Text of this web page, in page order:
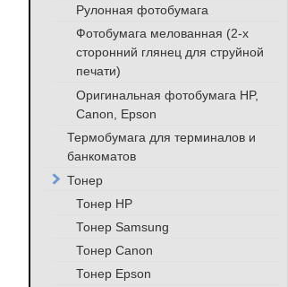
Рулонная фотобумага
Фотобумага мелованная (2-х
сторонний глянец для струйной
печати)
Оригинальная фотобумага HP,
Canon, Epson
Термобумага для терминалов и
банкоматов
Тонер
Тонер HP
Тонер Samsung
Тонер Canon
Тонер Epson